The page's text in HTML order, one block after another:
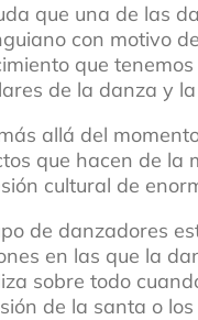
que una de las
con motivo
que
de la danza y
allá del
que hacen de la
cultural de
de danzadores
en las que la
sobre todo
de la santa o